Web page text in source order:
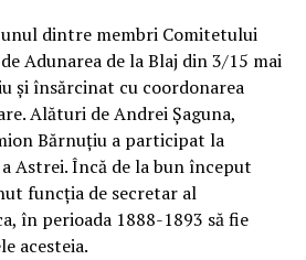
dintre membri Comitetului
Adunarea de la Blaj din 3/15 mai
şi însărcinat cu coordonarea
Alături de Andrei Şaguna,
Bărnuţiu a participat la
Astrei. Încă de la bun început
funcţia de secretar al
în perioada 1888-1893 să fie
acesteia.